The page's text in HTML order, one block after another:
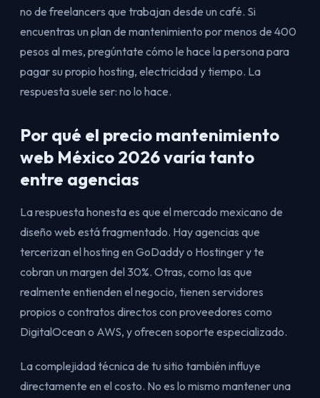
no de freelancers que trabajan desde un café. Si
encuentras un plan de mantenimiento por menos de 400
pesos al mes, pregúntate cómo le hace la persona para
pagar su propio hosting, electricidad y tiempo. La
respuesta suele ser: no lo hace.
Por qué el precio mantenimiento
web México 2026 varía tanto
entre agencias
La respuesta honesta es que el mercado mexicano de
diseño web está fragmentado. Hay agencias que
tercerizan el hosting en GoDaddy o Hostinger y te
cobran un margen del 30%. Otras, como las que
realmente entienden el negocio, tienen servidores
propios o contratos directos con proveedores como
DigitalOcean o AWS, y ofrecen soporte especializado.
La complejidad técnica de tu sitio también influye
directamente en el costo. No es lo mismo mantener una